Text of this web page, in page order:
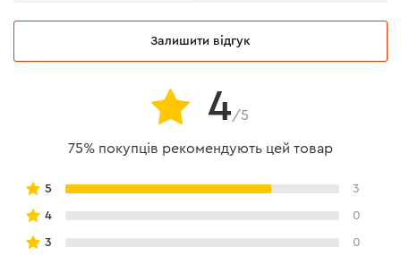
Залишити відгук
4/5
75% покупців рекомендують цей товар
5 3
4 0
3 0